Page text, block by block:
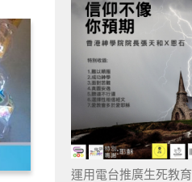
運用電台推廣生死教育